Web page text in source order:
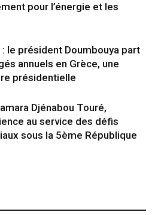
pour l’énergie et les
: le président Doumbouya part
annuels en Grèce, une
présidentielle
Djénabou Touré,
au service des défis
sous la 5ème République